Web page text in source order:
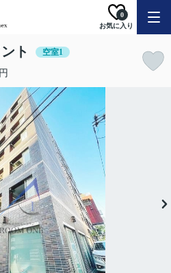
お気に入り
0
ト 空室1